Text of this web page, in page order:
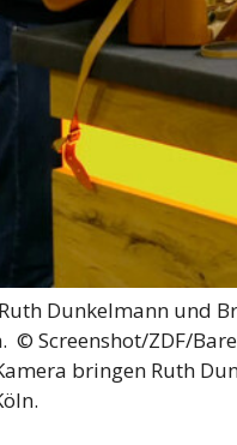
Dunkelmann und
© Screenshot/ZDF/
bringen Ruth